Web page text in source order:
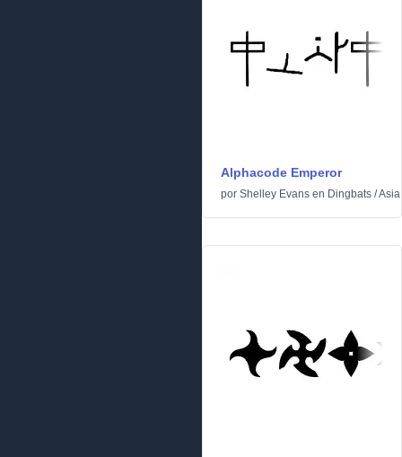
Alphacode Emperor
por Shelley Evans en Dingbats /Asia